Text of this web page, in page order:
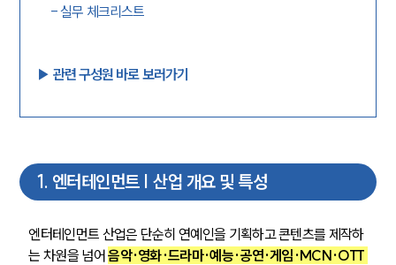
-실무 체크리스트
▶︎ 관련 구성원 바로 보러가기
1. 엔터테인먼트 | 산업 개요 및 특성
엔터테인먼트 산업은 단순히 연예인을 기획하고 콘텐츠를 제작하
는 차원을 넘어 음악·영화·드라마·예능·공연·게임·MCN·OTT